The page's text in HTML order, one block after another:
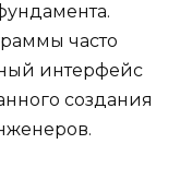
часто
интерфейс
создания